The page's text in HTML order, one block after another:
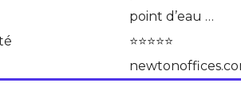
point d’eau …
⭐⭐⭐⭐⭐